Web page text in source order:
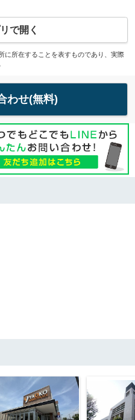
で開く
所在することを表すものであり、実際
わせ(無料)